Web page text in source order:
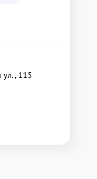
ул., 115